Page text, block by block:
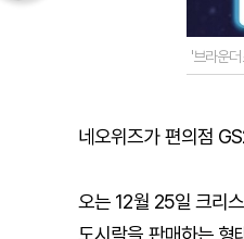
'브라운
네오위즈가 편의점
오는 12월 25일 크리
도시락을 판매하는 형